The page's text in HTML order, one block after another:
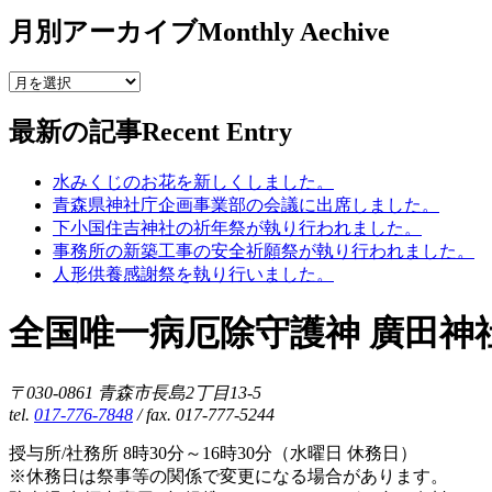
月別アーカイブMonthly Aechive
最新の記事Recent Entry
水みくじのお花を新しくしました。
青森県神社庁企画事業部の会議に出席しました。
下小国住吉神社の祈年祭が執り行われました。
事務所の新築工事の安全祈願祭が執り行われました。
人形供養感謝祭を執り行いました。
全国唯一病厄除守護神 廣田神
〒030-0861 青森市長島2丁目13-5
tel. 017-776-7848 / fax. 017-777-5244
授与所/社務所 8時30分～16時30分（水曜日 休務日）
※休務日は祭事等の関係で変更になる場合があります。